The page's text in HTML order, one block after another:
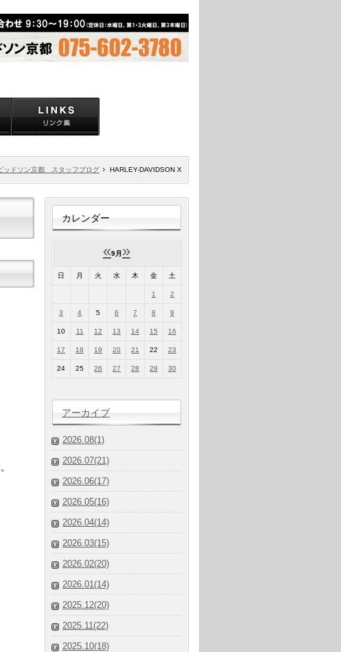
ッドソン京都 スタッフブログ HARLEY-DAVIDSON X
カレンダー
«9月 »
日 月 火 水 木 金 土
1 2
3 4 5 6 7 8 9
10 11 12 13 14 15 16
17 18 19 20 21 22 23
24 25 26 27 28 29 30
アーカイブ
2026.08(1)
2026.07(21)
2026.06(17)
2026.05(16)
2026.04(14)
2026.03(15)
2026.02(20)
2026.01(14)
2025.12(20)
2025.11(22)
2025.10(18)